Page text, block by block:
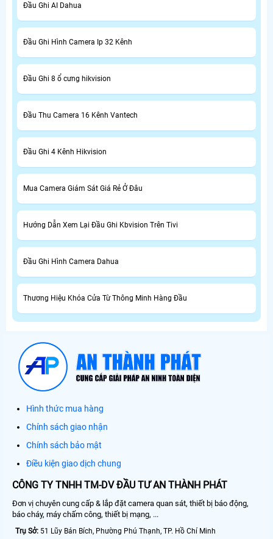
Đầu Ghi AI Dahua
Đầu Ghi Hình Camera Ip 32 Kênh
Đầu Ghi 8 ổ cưng hikvision
Đầu Thu Camera 16 Kênh Vantech
Đầu Ghi 4 Kênh Hikvision
Mua Camera Giám Sát Giá Rẻ Ở Đâu
Hướng Dẫn Xem Lại Đầu Ghi Kbvision Trên Tivi
Đầu Ghi Hình Camera Dahua
Thương Hiệu Khóa Cửa Từ Thông Minh Hàng Đầu
Hình thức mua hàng
Chính sách giao nhận
Chính sách bảo mật
Điều kiện giao dịch chung
CÔNG TY TNHH TM-DV ĐẦU TƯ AN THÀNH PHÁT
Đơn vị chuyên cung cấp & lắp đặt camera quan sát, thiết bị báo động,
báo cháy, máy chấm công, thiết bị mạng, ...
Trụ Sở: 51 Lũy Bán Bích, Phường Phú Thạnh, TP. Hồ Chí Minh